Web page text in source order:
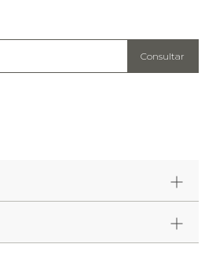
Consultar